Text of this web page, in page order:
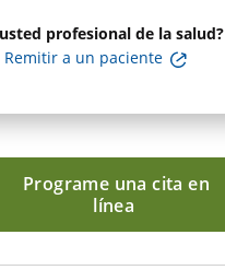
profesional de la salud?
Remitir a un paciente
Programe una cita en
línea